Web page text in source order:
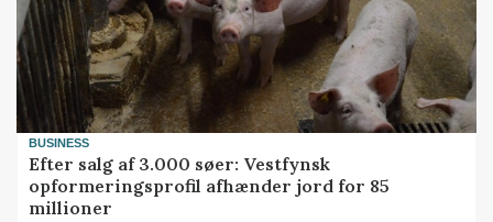
BUSINESS
Efter salg af 3.000 søer: Vestfynsk
opformeringsprofil afhænder jord for 85
millioner